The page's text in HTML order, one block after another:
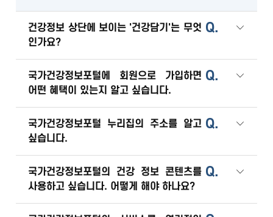
Q.
건강정보 상단에 보이는 '건강담기'는 무엇
인가요?
Q.
국가건강정보포털에 회원으로 가입하면
어떤 혜택이 있는지 알고 싶습니다.
Q.
국가건강정보포털 누리집의 주소를 알고
싶습니다.
Q.
국가건강정보포털의 건강 정보 콘텐츠를
사용하고 싶습니다. 어떻게 해야 하나요?